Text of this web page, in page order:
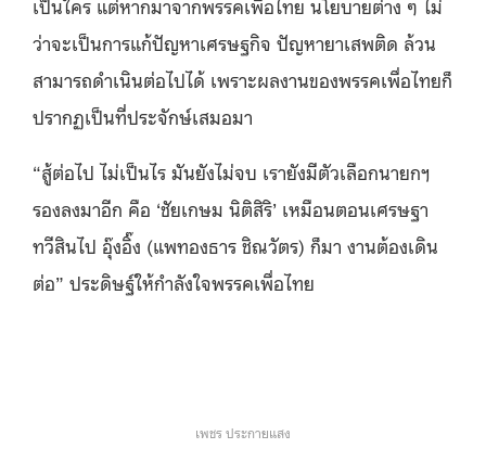
เป็นใคร แต่หากมาจากพรรคเพื่อไทย นโยบายต่าง ๆ ไม่
ว่าจะเป็นการแก้ปัญหาเศรษฐกิจ ปัญหายาเสพติด ล้วน
สามารถดำเนินต่อไปได้ เพราะผลงานของพรรคเพื่อไทยก็
ปรากฏเป็นที่ประจักษ์เสมอมา
“สู้ต่อไป ไม่เป็นไร มันยังไม่จบ เรายังมีตัวเลือกนายกฯ
รองลงมาอีก คือ ‘ชัยเกษม นิติสิริ’ เหมือนตอนเศรษฐา
ทวีสินไป อุ๊งอิ๊ง (แพทองธาร ชิณวัตร) ก็มา งานต้องเดิน
ต่อ” ประดิษฐ์ให้กำลังใจพรรคเพื่อไทย
เพชร ประกายแสง